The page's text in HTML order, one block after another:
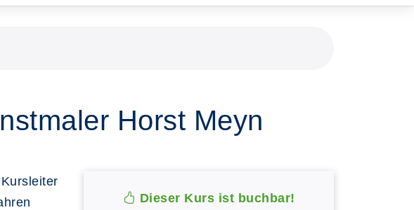
Horst Meyn
Dieser Kurs ist buchbar!